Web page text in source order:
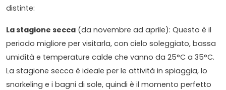
distinte:
La stagione secca (da novembre ad aprile): Questo è il
periodo migliore per visitarla, con cielo soleggiato, bassa
umidità e temperature calde che vanno da 25°C a 35°C.
La stagione secca è ideale per le attività in spiaggia, lo
snorkeling e i bagni di sole, quindi è il momento perfetto